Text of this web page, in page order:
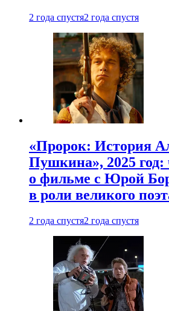
2 года спустя2 года спустя
«Пророк: История
Пушкина», 2025 год:
о фильме с Юрой
в роли великого
2 года спустя2 года спустя